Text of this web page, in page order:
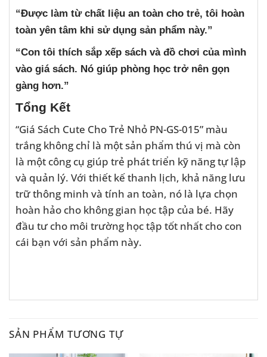
“Được làm từ chất liệu an toàn cho trẻ, tôi hoàn
toàn yên tâm khi sử dụng sản phẩm này.”
“Con tôi thích sắp xếp sách và đồ chơi của mình
vào giá sách. Nó giúp phòng học trở nên gọn
gàng hơn.”
Tổng Kết
“Giá Sách Cute Cho Trẻ Nhỏ PN-GS-015” màu
trắng không chỉ là một sản phẩm thú vị mà còn
là một công cụ giúp trẻ phát triển kỹ năng tự lập
và quản lý. Với thiết kế thanh lịch, khả năng lưu
trữ thông minh và tính an toàn, nó là lựa chọn
hoàn hảo cho không gian học tập của bé. Hãy
đầu tư cho môi trường học tập tốt nhất cho con
cái bạn với sản phẩm này.
SẢN PHẨM TƯƠNG TỰ